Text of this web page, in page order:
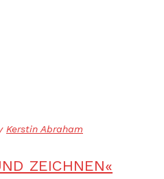
Kerstin Abraham
ZEICHNEN«